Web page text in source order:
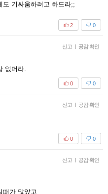
도 기싸움하려고 하드라;;
0
2
신고 | 공감 확인
없더라.
0
0
신고 | 공감 확인
0
0
신고 | 공감 확인
때가 많았고